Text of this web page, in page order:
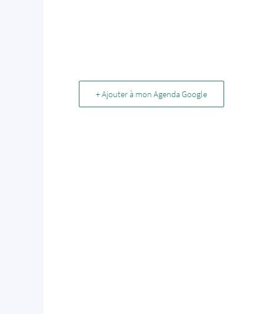
+ Ajouter à mon Agenda Google